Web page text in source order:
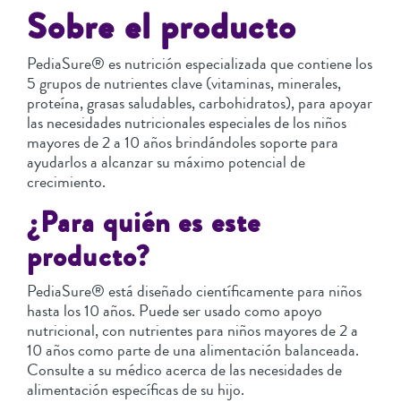
Sobre el producto
PediaSure® es nutrición especializada que contiene los
5 grupos de nutrientes clave (vitaminas, minerales,
proteína, grasas saludables, carbohidratos), para apoyar
las necesidades nutricionales especiales de los niños
mayores de 2 a 10 años brindándoles soporte para
ayudarlos a alcanzar su máximo potencial de
crecimiento.
¿Para quién es este
producto?
PediaSure® está diseñado científicamente para niños
hasta los 10 años. Puede ser usado como apoyo
nutricional, con nutrientes para niños mayores de 2 a
10 años como parte de una alimentación balanceada.
Consulte a su médico acerca de las necesidades de
alimentación específicas de su hijo.